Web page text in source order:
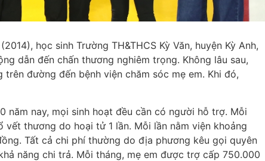
(2014), học sinh Trường TH&THCS Kỳ Văn, huyện Kỳ Anh,
dẫn đến chấn thương nghiêm trọng. Không lâu sau,
đường đến bệnh viện chăm sóc mẹ em. Khi đó,
năm nay, mọi sinh hoạt đều cần có người hỗ trợ. Mỗi
vết thương do hoại tử 1 lần. Mỗi lần nằm viện khoảng
Tất cả chi phí thường do địa phương kêu gọi quyên
năng chi trả. Mỗi tháng, mẹ em được trợ cấp 750.000